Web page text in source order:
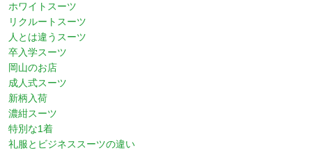
ホワイトスーツ
リクルートスーツ
人とは違うスーツ
卒入学スーツ
岡山のお店
成人式スーツ
新柄入荷
濃紺スーツ
特別な1着
礼服とビジネススーツの違い